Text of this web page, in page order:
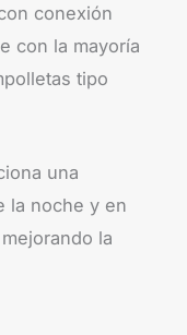
conexión
con la mayoría
tipo
una
la noche y en
la